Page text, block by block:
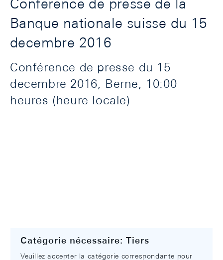
Conférence de presse de la
Banque nationale suisse du 15
decembre 2016
Conférence de presse du 15
decembre 2016, Berne, 10:00
heures (heure locale)
Catégorie nécessaire: Tiers
Veuillez accepter la catégorie correspondante pour